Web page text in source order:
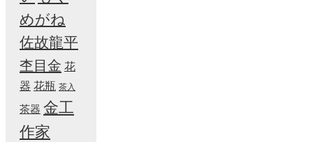
めがね
佐故龍平
杢目金 花
器 花瓶 茶入
茶器 金工
作家